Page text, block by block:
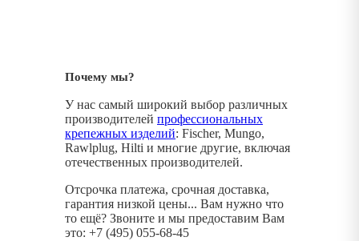
Почему мы?
У нас самый широкий выбор различных
производителей профессиональных
крепежных изделий: Fischer, Mungo,
Rawlplug, Hilti и многие другие, включая
отечественных производителей.
Отсрочка платежа, срочная доставка,
гарантия низкой цены... Вам нужно что
то ещё? Звоните и мы предоставим Вам
это: +7 (495) 055-68-45